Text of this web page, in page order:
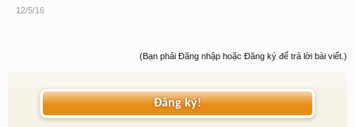
12/5/16
(Bạn phải Đăng nhập hoặc Đăng ký để trả lời bài viết.)
Đăng ký!